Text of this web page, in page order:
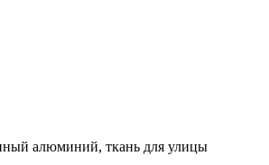
алюминий, ткань для улицы